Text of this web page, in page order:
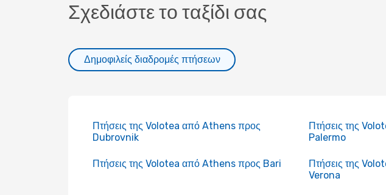
Σχεδιάστε το ταξίδι σας
Δημοφιλείς διαδρομές πτήσεων
Πτήσεις της Volotea από Athens προς
Dubrovnik
Πτήσεις της
Palermo
Πτήσεις της Volotea από Athens προς Bari
Πτήσεις της
Verona